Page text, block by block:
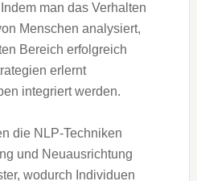
m‬an d‬as Verhalten
M‬enschen analysiert,
Bereich erfolgreich
erlernt
integriert werden.
d‬ie NLP-Techniken
u‬nd Neuausrichtung
w‬odurch Individuen